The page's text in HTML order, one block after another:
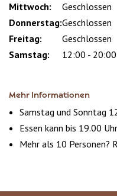
Mittwoch:
Geschlossen
Donnerstag:Geschlossen
Freitag:
Geschlossen
Samstag:
12:00 - 20:00
Mehr Informationen
Samstag und Sonntag
Essen kann bis 19.00
Mehr als 10 Personen?